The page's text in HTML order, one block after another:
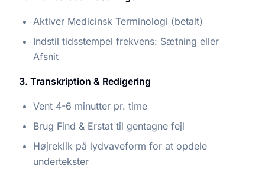
Aktiver Medicinsk Terminologi (betalt)
Indstil tidsstempel frekvens: Sætning eller
Afsnit
3. Transkription & Redigering
Vent 4-6 minutter pr. time
Brug Find & Erstat til gentagne fejl
Højreklik på lydvaveform for at opdele
undertekster